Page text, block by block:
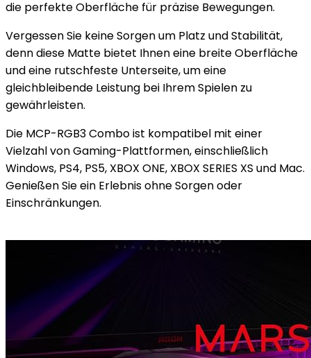
die perfekte Oberfläche für präzise Bewegungen.
Vergessen Sie keine Sorgen um Platz und Stabilität,
denn diese Matte bietet Ihnen eine breite Oberfläche
und eine rutschfeste Unterseite, um eine
gleichbleibende Leistung bei Ihrem Spielen zu
gewährleisten.
Die MCP-RGB3 Combo ist kompatibel mit einer
Vielzahl von Gaming-Plattformen, einschließlich
Windows, PS4, PS5, XBOX ONE, XBOX SERIES XS und Mac.
Genießen Sie ein Erlebnis ohne Sorgen oder
Einschränkungen.